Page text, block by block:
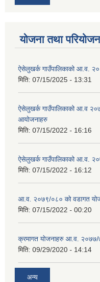
योजना तथा
ऐसेलुखर्क गाउँपालिकाको आ.व.
मिति: 07/15/2025 - 13:31
ऐसेलुखर्क गाउँपालिकाको आ.व
आयोजनाहरु
मिति: 07/15/2022 - 16:16
ऐसेलुखर्क गाउँपालिकाको आ.व.
मिति: 07/15/2022 - 16:12
आ.व. २०७९/०८० को वडागत
मिति: 07/15/2022 - 00:20
क्रमागत योजनाहरु आ.व. २०७७/
मिति: 09/29/2020 - 14:14
अन्य